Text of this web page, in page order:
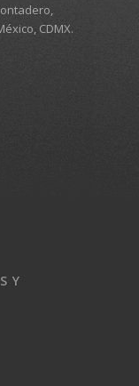
CDMX.
Y